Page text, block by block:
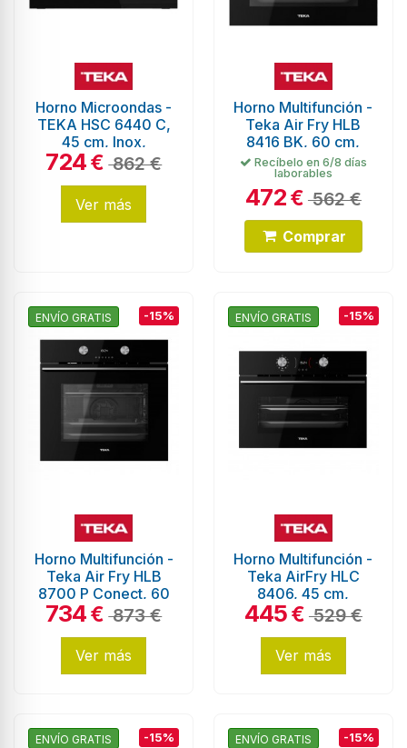
Horno Microondas -
TEKA HSC 6440 C,
45 cm, Inox,
HydroClean Eco
724€ 862 €
Ver más
Horno Multifunción -
Teka Air Fry HLB
8416 BK, 60 cm,
Aquálisis, Cristal
Negro
Recíbelo en 6/8 días
laborables
472€ 562 €
Comprar
ENVÍO GRATIS -15%
Horno Multifunción -
Teka Air Fry HLB
8700 P Conect, 60
cm, Pirólisis, 20
recetas...
734€ 873 €
Ver más
ENVÍO GRATIS -15%
Horno Multifunción -
Teka AirFry HLC
8406, 45 cm,
Hydroclean PRO,
Cristal Negro
445€ 529 €
Ver más
ENVÍO GRATIS -15% ENVÍO GRATIS -15%